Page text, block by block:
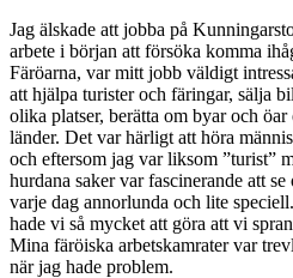
Jag älskade att jobba på
arbete i början att försöka komma
Färöarna, var mitt jobb väldigt
att hjälpa turister och färingar, sälja
olika platser, berätta om byar och
länder. Det var härligt att höra
och eftersom jag var liksom ”turist”
hurdana saker var fascinerande att
varje dag annorlunda och lite
hade vi så mycket att göra att vi
Mina färöiska arbetskamrater var
när jag hade problem.